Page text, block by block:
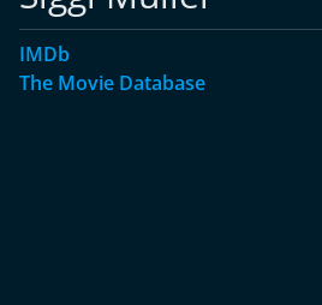
IMDb
The Movie Database